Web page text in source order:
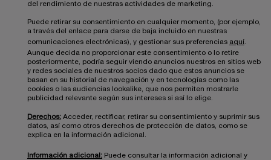
del rendimiento de nuestras actividades de marketing.
Puede retirar su consentimiento en cualquier momento, (por ejemplo,
a través del enlace para darse de baja incluido en nuestras
comunicaciones electrónicas), y gestionar sus preferencias aquí.
Aunque decida no proporcionar este consentimiento o lo retire
posteriormente, podría seguir viendo anuncios nuestros en sitios web
y redes sociales de nuestros socios dado que estos anuncios se
basan en su historial de navegación y en tecnologías como las
cookies o las audiencias lookalike, que nos permiten mostrarle
publicidad relevante según sus intereses si así lo elige.
Derechos: Acceder, rectificar, retirar su consentimiento y suprimir sus
datos, así como otros derechos de protección de datos, como se
explica en la información adicional.
Información adicional: Puede consultar la información adicional y